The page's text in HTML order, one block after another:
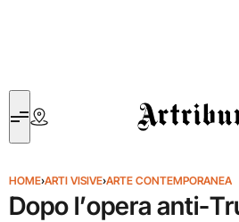
Artribune
HOME›ARTI VISIVE›ARTE CONTEMPORANEA
Dopo l’opera anti-